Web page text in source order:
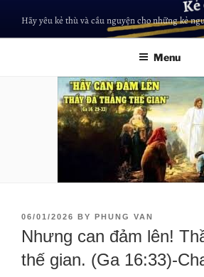
Hãy yêu kẻ thù và cầu nguyện cho những kẻ
Menu
06/01/2026 BY PHUNG VAN
Nhưng can đảm lên!
thế gian. (Ga 16:33)-